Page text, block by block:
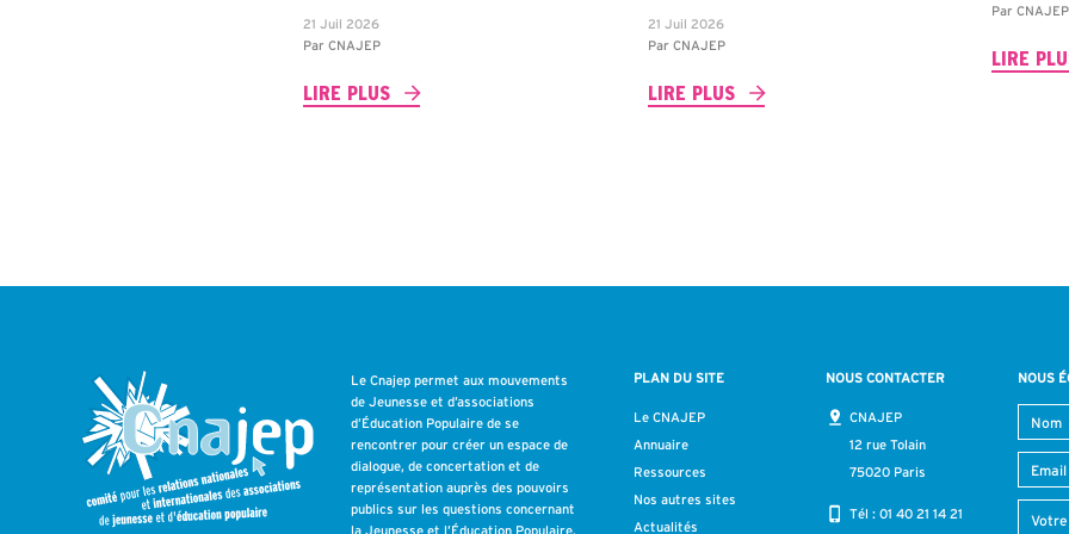
21 Juil 2026
ParCNAJEP
LIRE PLUS
21 Juil 2026
Par CNAJEP
LIRE PLUS
ParCNAJEP
LIRE
Le Cnajep permet aux mouvements
de Jeunesse et d’associations
d’Éducation Populaire de se
rencontrer pour créer un espace de
dialogue, de concertation et de
représentation auprès des pouvoirs
publics sur les questions concernant
la Jeunesse et l’Éducation Populaire.
PLAN DU SITE
Le CNAJEP
Annuaire
Ressources
Nos autres sites
Actualités
NOUS CONTACTER
CNAJEP
12 rue Tolain
75020 Paris
Tél : 01 40 21 14 21
NOUS